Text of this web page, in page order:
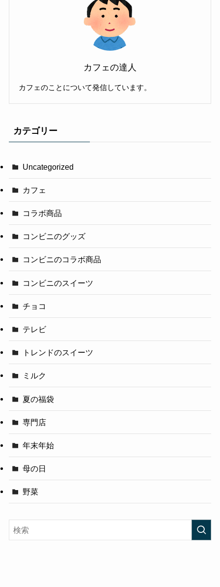
カフェの達人
カフェのことについて発信しています。
カテゴリー
Uncategorized
カフェ
コラボ商品
コンビニのグッズ
コンビニのコラボ商品
コンビニのスイーツ
チョコ
テレビ
トレンドのスイーツ
ミルク
夏の福袋
専門店
年末年始
母の日
野菜